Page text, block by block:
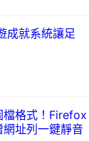
成就系統讓足
檔格式！Firefox
址列一鍵靜音